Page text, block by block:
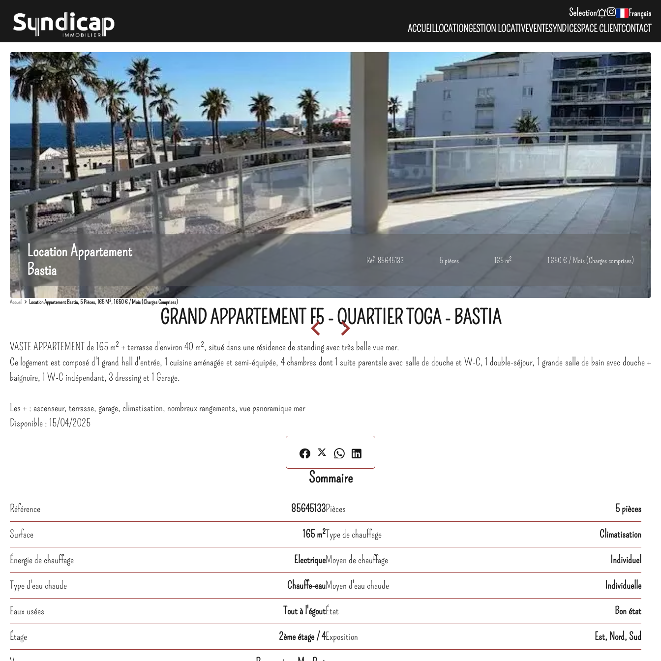
Selection Français
ACCUEILLOCATIONGESTION LOCATIVEVENTESYNDICESPACE CLIENTCONTACT
Location Appartement
Bastia
Réf. 85645133 5 pièces 165 m² 1 650 € / Mois (Charges comprises)
Accueil Location Appartement Bastia, 5 Pièces, 165 M², 1 650 € / Mois (Charges Comprises)
GRAND APPARTEMENT F5 - QUARTIER TOGA - BASTIA
VASTE APPARTEMENT de 165 m² + terrasse d'environ 40 m², situé dans une résidence de standing avec très belle vue mer.
Ce logement est composé d'1 grand hall d'entrée, 1 cuisine aménagée et semi-équipée, 4 chambres dont 1 suite parentale avec salle de douche et W-C, 1 double-séjour, 1 grande salle de bain avec douche +
baignoire, 1 W-C indépendant, 3 dressing et 1 Garage.
Les + : ascenseur, terrasse, garage, climatisation, nombreux rangements, vue panoramique mer
Disponible : 15/04/2025
Sommaire
Référence 85645133Pièces
5 pièces
Surface
165 m²Type de chauffage
Climatisation
Énergie de chauffage
ElectriqueMoyen de chauffage
Individuel
Type d'eau chaude
Chauffe-eauMoyen d'eau chaude
Individuelle
Eaux usées
Tout à l'égoutÉtat
Bon état
Étage
2ème étage / 4Exposition
Est, Nord, Sud